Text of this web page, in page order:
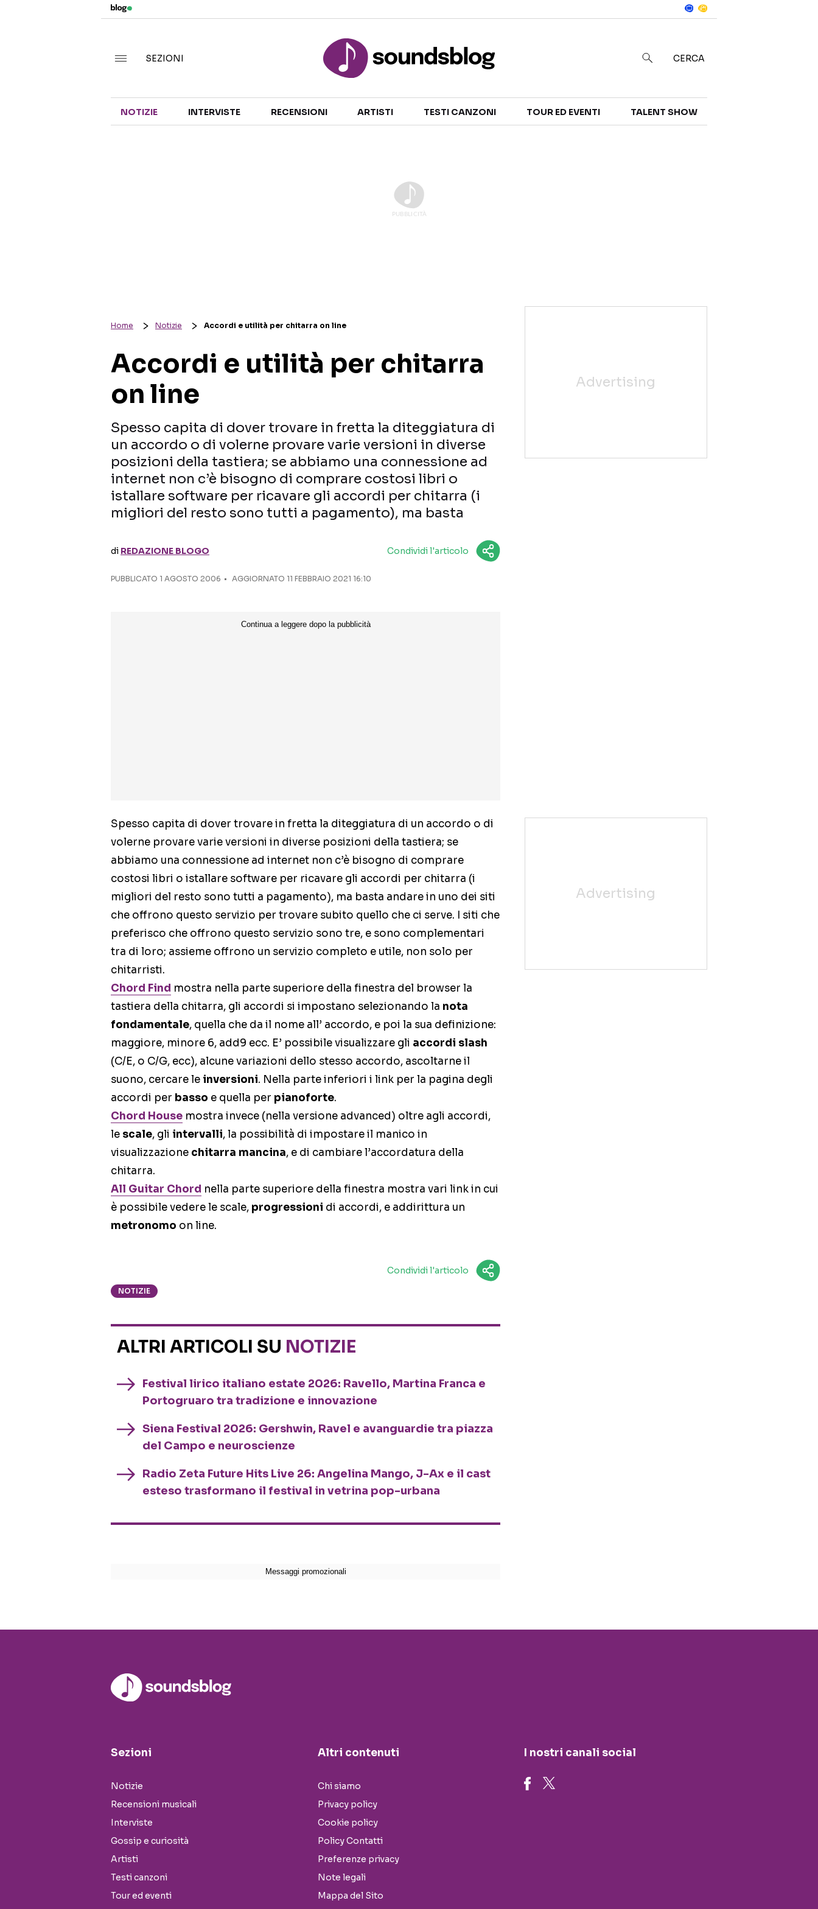
TALENT SHOW
SEZIONI CERCA
NOTIZIE INTERVISTE RECENSIONI ARTISTI TESTI CANZONI TOUR ED EVENTI TALENT SHOW
Home Notizie Accordi e utilità per chitarra on line
Accordi e utilità per chitarra
on line
Spesso capita di dover trovare in fretta la diteggiatura di
un accordo o di volerne provare varie versioni in diverse
posizioni della tastiera; se abbiamo una connessione ad
internet non c’è bisogno di comprare costosi libri o
istallare software per ricavare gli accordi per chitarra (i
migliori del resto sono tutti a pagamento), ma basta
di REDAZIONE BLOGO Condividi l'articolo
PUBBLICATO 1 AGOSTO 2006 AGGIORNATO 11 FEBBRAIO 2021 16:10
Spesso capita di dover trovare in fretta la diteggiatura di un accordo o di
volerne provare varie versioni in diverse posizioni della tastiera; se
abbiamo una connessione ad internet non c’è bisogno di comprare
costosi libri o istallare software per ricavare gli accordi per chitarra (i
migliori del resto sono tutti a pagamento), ma basta andare in uno dei siti
che offrono questo servizio per trovare subito quello che ci serve. I siti che
preferisco che offrono questo servizio sono tre, e sono complementari
tra di loro; assieme offrono un servizio completo e utile, non solo per
chitarristi.
Chord Find mostra nella parte superiore della finestra del browser la
tastiera della chitarra, gli accordi si impostano selezionando la nota
fondamentale, quella che da il nome all’ accordo, e poi la sua definizione:
maggiore, minore 6, add9 ecc. E’ possibile visualizzare gli accordi slash
(C/E, o C/G, ecc), alcune variazioni dello stesso accordo, ascoltarne il
suono, cercare le inversioni. Nella parte inferiori i link per la pagina degli
accordi per basso e quella per pianoforte.
Chord House mostra invece (nella versione advanced) oltre agli accordi,
le scale, gli intervalli, la possibilità di impostare il manico in
visualizzazione chitarra mancina, e di cambiare l’accordatura della
chitarra.
All Guitar Chord nella parte superiore della finestra mostra vari link in cui
è possibile vedere le scale, progressioni di accordi, e addirittura un
metronomo on line.
Condividi l'articolo
NOTIZIE
ALTRI ARTICOLI SU NOTIZIE
Festival lirico italiano estate 2026: Ravello, Martina Franca e
Portogruaro tra tradizione e innovazione
Siena Festival 2026: Gershwin, Ravel e avanguardie tra piazza
del Campo e neuroscienze
Radio Zeta Future Hits Live 26: Angelina Mango, J-Ax e il cast
esteso trasformano il festival in vetrina pop-urbana
Sezioni
Notizie
Recensioni musicali
Interviste
Gossip e curiosità
Artisti
Testi canzoni
Tour ed eventi
Altri contenuti
Chi siamo
Privacy policy
Cookie policy
Policy Contatti
Preferenze privacy
Note legali
Mappa del Sito
I nostri canali social